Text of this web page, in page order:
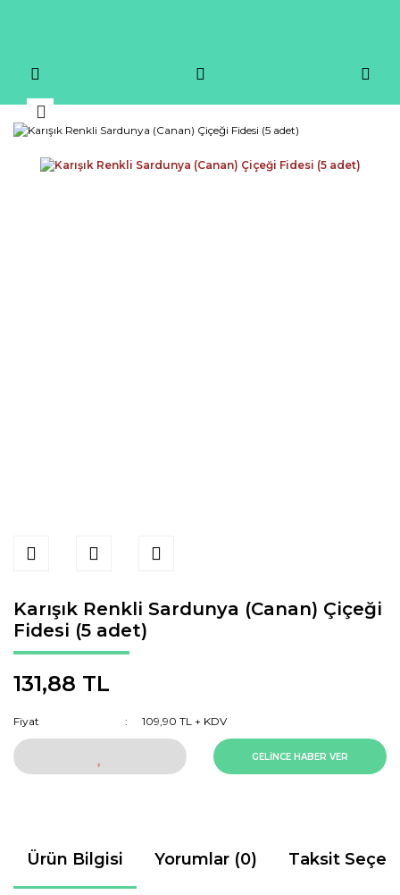
Karışık Renkli Sardunya (Canan) Çiçeği
Fidesi (5 adet)
131,88 TL
Fiyat 109,90 TL + KDV
GELİNCE HABER VER
Ürün Bilgisi Yorumlar (0) Taksit